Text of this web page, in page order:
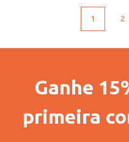
1 2
Ganhe
primeira